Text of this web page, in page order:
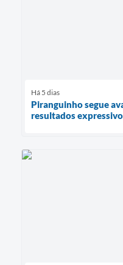
Há 5 dias
Piranguinho segue
resultados